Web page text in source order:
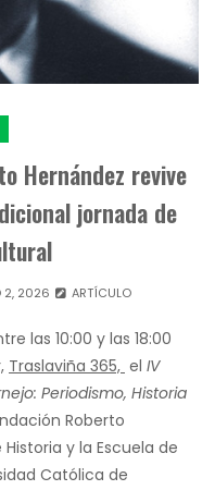
Hernández revive
jornada de
2, 2026 ARTÍCULO
las 10:00 y las 18:00
Traslaviña 365, el IV
Periodismo, Historia
Roberto
y la Escuela de
Católica de